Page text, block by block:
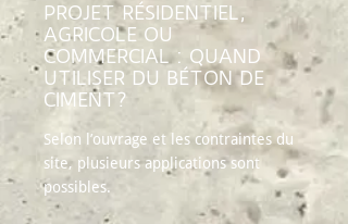
PROJET RÉSIDENTIEL,
AGRICOLE OU
COMMERCIAL : QUAND
UTILISER DU BÉTON DE
CIMENT?
Selon l’ouvrage et les contraintes du
site, plusieurs applications sont
possibles.